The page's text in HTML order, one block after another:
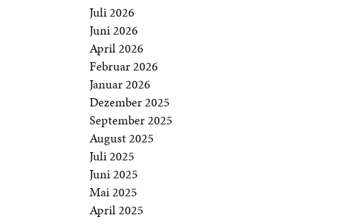
Juli 2026
Juni 2026
April 2026
Februar 2026
Januar 2026
Dezember 2025
September 2025
August 2025
Juli 2025
Juni 2025
Mai 2025
April 2025